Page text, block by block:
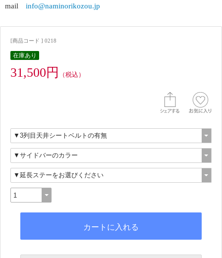
mail info@naminorikozou.jp
[商品コード ] 0218
在庫あり
31,500円 （税込）